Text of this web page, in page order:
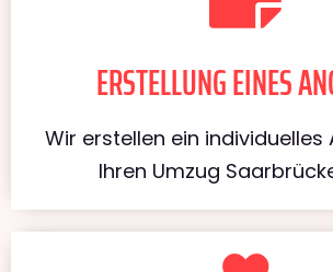
ERSTELLUNG EINES
Wir erstellen ein
Ihren Umzug